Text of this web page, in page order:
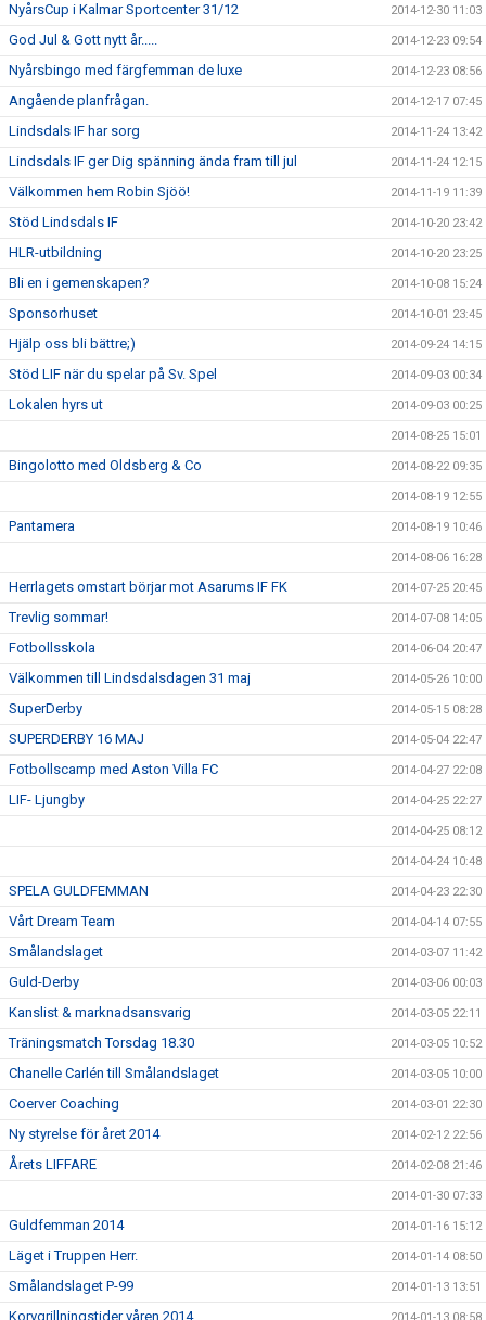
NyårsCup i Kalmar Sportcenter 31/12 2014-12-30 11:03
God Jul & Gott nytt år..... 2014-12-23 09:54
Nyårsbingo med färgfemman de luxe 2014-12-23 08:56
Angående planfrågan. 2014-12-17 07:45
Lindsdals IF har sorg 2014-11-24 13:42
Lindsdals IF ger Dig spänning ända fram till jul 2014-11-24 12:15
Välkommen hem Robin Sjöö! 2014-11-19 11:39
Stöd Lindsdals IF 2014-10-20 23:42
HLR-utbildning 2014-10-20 23:25
Bli en i gemenskapen? 2014-10-08 15:24
Sponsorhuset 2014-10-01 23:45
Hjälp oss bli bättre;) 2014-09-24 14:15
Stöd LIF när du spelar på Sv. Spel 2014-09-03 00:34
Lokalen hyrs ut 2014-09-03 00:25
2014-08-25 15:01
Bingolotto med Oldsberg & Co 2014-08-22 09:35
2014-08-19 12:55
Pantamera 2014-08-19 10:46
2014-08-06 16:28
Herrlagets omstart börjar mot Asarums IF FK 2014-07-25 20:45
Trevlig sommar! 2014-07-08 14:05
Fotbollsskola 2014-06-04 20:47
Välkommen till Lindsdalsdagen 31 maj 2014-05-26 10:00
SuperDerby 2014-05-15 08:28
SUPERDERBY 16 MAJ 2014-05-04 22:47
Fotbollscamp med Aston Villa FC 2014-04-27 22:08
LIF- Ljungby 2014-04-25 22:27
2014-04-25 08:12
2014-04-24 10:48
SPELA GULDFEMMAN 2014-04-23 22:30
Vårt Dream Team 2014-04-14 07:55
Smålandslaget 2014-03-07 11:42
Guld-Derby 2014-03-06 00:03
Kanslist & marknadsansvarig 2014-03-05 22:11
Träningsmatch Torsdag 18.30 2014-03-05 10:52
Chanelle Carlén till Smålandslaget 2014-03-05 10:00
Coerver Coaching 2014-03-01 22:30
Ny styrelse för året 2014 2014-02-12 22:56
Årets LIFFARE 2014-02-08 21:46
2014-01-30 07:33
Guldfemman 2014 2014-01-16 15:12
Läget i Truppen Herr. 2014-01-14 08:50
Smålandslaget P-99 2014-01-13 13:51
Korvgrillningstider våren 2014